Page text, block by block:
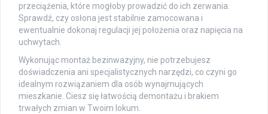
przeciążenia, które mogłoby prowadzić do ich zerwania.
Sprawdź, czy osłona jest stabilnie zamocowana i
ewentualnie dokonaj regulacji jej położenia oraz napięcia na
uchwytach.
Wykonując montaż bezinwazyjny, nie potrzebujesz
doświadczenia ani specjalistycznych narzędzi, co czyni go
idealnym rozwiązaniem dla osób wynajmujących
mieszkanie. Ciesz się łatwością demontażu i brakiem
trwałych zmian w Twoim lokum.